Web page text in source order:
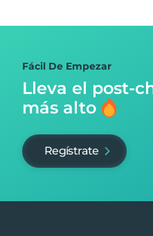
Fácil De Empezar
Lleva el post-
más alto
Regístrate